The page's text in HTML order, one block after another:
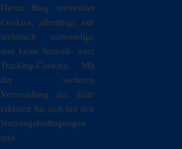
Dieser Blog verwendet
Cookies, allerdings nur
technisch notwendige
und keine Statistik- oder
Tracking-Cookies. Mit
der weiteren
Verwendung der Seite
erklären Sie sich mit den
Nutzungsbedingungen
und